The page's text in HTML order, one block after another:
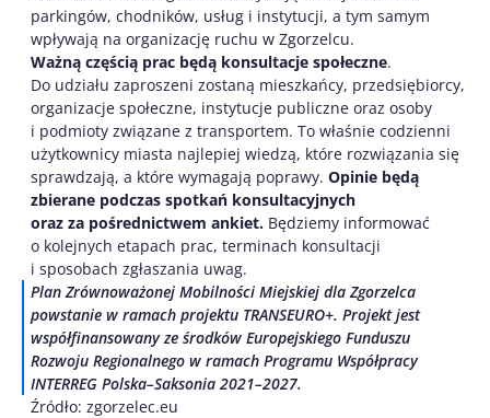
parkingów, chodników, usług i instytucji, a tym samym
wpływają na organizację ruchu w Zgorzelcu.
Ważną częścią prac będą konsultacje społeczne.
Do udziału zaproszeni zostaną mieszkańcy, przedsiębiorcy,
organizacje społeczne, instytucje publiczne oraz osoby
i podmioty związane z transportem. To właśnie codzienni
użytkownicy miasta najlepiej wiedzą, które rozwiązania się
sprawdzają, a które wymagają poprawy. Opinie będą
zbierane podczas spotkań konsultacyjnych
oraz za pośrednictwem ankiet. Będziemy informować
o kolejnych etapach prac, terminach konsultacji
i sposobach zgłaszania uwag.
Plan Zrównoważonej Mobilności Miejskiej dla Zgorzelca
powstanie w ramach projektu TRANSEURO+. Projekt jest
współfinansowany ze środków Europejskiego Funduszu
Rozwoju Regionalnego w ramach Programu Współpracy
INTERREG Polska–Saksonia 2021–2027.
Źródło: zgorzelec.eu